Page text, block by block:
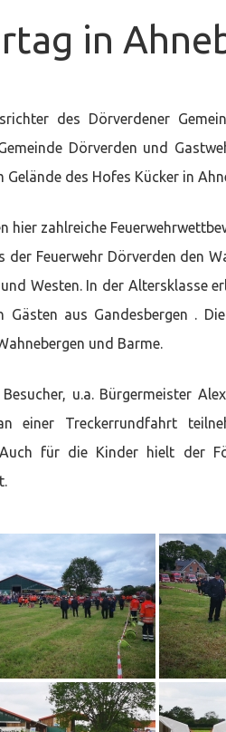
in
des Dörverdener
Dörverden und
des Hofes Kücker in
hier zahlreiche
Feuerwehr Dörverden den
Westen. In der Altersklasse
aus Gandesbergen .
und Barme.
u.a. Bürgermeister
einer Treckerrundfahrt
für die Kinder hielt der